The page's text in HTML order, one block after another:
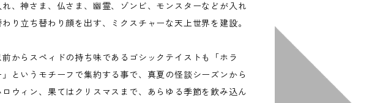
れ、神さま、仏さま、幽霊、ゾンビ、モンスターなどが入れ
わり立ち替わり顔を出す、ミクスチャーな天上世界を建設。
前からスペィドの持ち味であるゴシックテイストも「ホラ
」というモチーフで集約する事で、真夏の怪談シーズンから
ロウィン、果てはクリスマスまで、あらゆる季節を飲み込ん